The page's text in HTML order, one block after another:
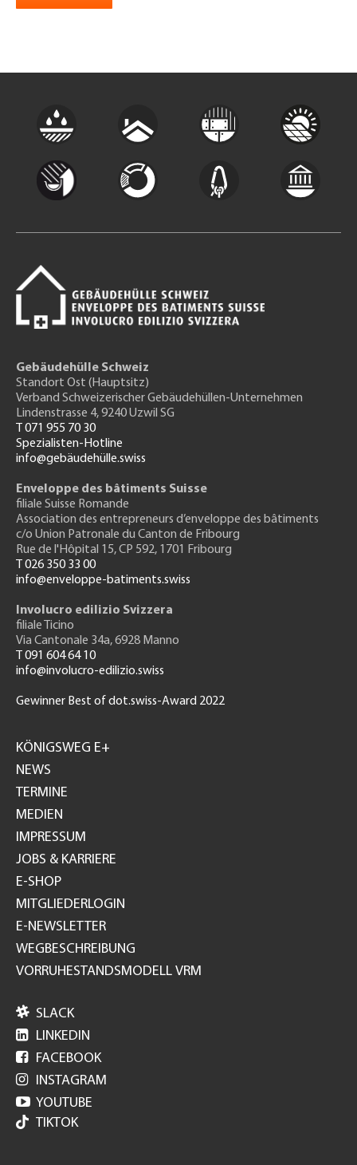
Gebäudehülle Schweiz
Standort Ost (Hauptsitz)
Verband Schweizerischer Gebäudehüllen-Unternehmen
Lindenstrasse 4, 9240 Uzwil SG
T 071 955 70 30
Spezialisten-Hotline
info@gebäudehülle.swiss
Enveloppe des bâtiments Suisse
filiale Suisse Romande
Association des entrepreneurs d’enveloppe des bâtiments
c/o Union Patronale du Canton de Fribourg
Rue de l'Hôpital 15, CP 592, 1701 Fribourg
T 026 350 33 00
info@enveloppe-batiments.swiss
Involucro edilizio Svizzera
filiale Ticino
Via Cantonale 34a, 6928 Manno
T 091 604 64 10
info@involucro-edilizio.swiss
Gewinner Best of dot.swiss-Award 2022
GH
KÖNIGSWEG E+
NEWS
TERMINE
MEDIEN
IMPRESSUM
JOBS & KARRIERE
E-SHOP
MITGLIEDERLOGIN
E-NEWSLETTER
WEGBESCHREIBUNG
VORRUHESTANDSMODELL VRM
 SLACK
 LINKEDIN
 FACEBOOK
 INSTAGRAM
 YOUTUBE
TIKTOK